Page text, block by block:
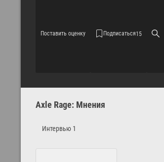
Поставить оценку Подписаться15
Axle Rage: Мнения
Интервью 1